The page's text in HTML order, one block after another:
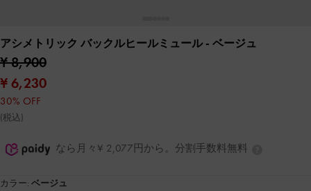
アシメトリック バックルヒールミュール- ベージュ
¥ 8,900
¥ 6,230
30% OFF
(税込)
なら月々¥ 2,077円から。分割手数料無料
カラー: ベージュ